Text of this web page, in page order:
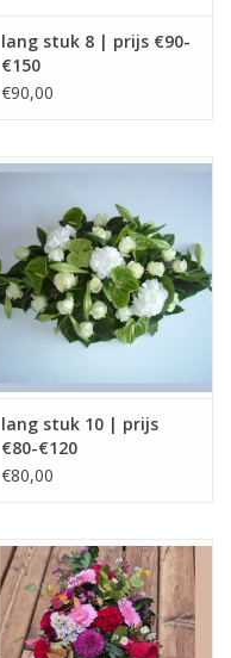
lang stuk 8 | prijs €90-
€150
€90,00
lang stuk 10 | prijs
€80-€120
€80,00